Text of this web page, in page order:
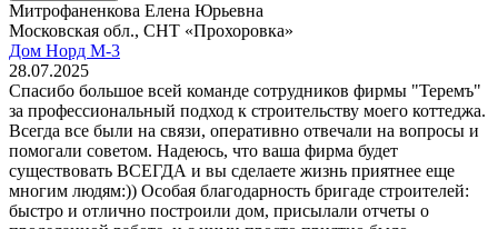
Митрофаненкова Елена Юрьевна
Московская обл., СНТ «Прохоровка»
Дом Норд М-3
28.07.2025
Спасибо большое всей команде сотрудников фирмы "Теремъ"
за профессиональный подход к строительству моего коттеджа.
Всегда все были на связи, оперативно отвечали на вопросы и
помогали советом. Надеюсь, что ваша фирма будет
существовать ВСЕГДА и вы сделаете жизнь приятнее еще
многим людям:)) Особая благодарность бригаде строителей:
быстро и отлично построили дом, присылали отчеты о